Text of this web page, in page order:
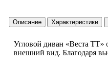
Описание Характеристики
Угловой диван «Веста ТТ»
внешний вид. Благодаря